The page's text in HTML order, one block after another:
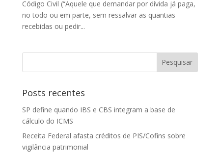
Código Civil (“Aquele que demandar por dívida já paga,
no todo ou em parte, sem ressalvar as quantias
recebidas ou pedir...
Posts recentes
SP define quando IBS e CBS integram a base de
cálculo do ICMS
Receita Federal afasta créditos de PIS/Cofins sobre
vigilância patrimonial